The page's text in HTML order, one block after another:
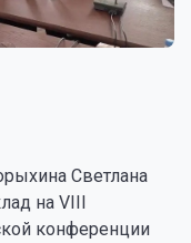
Светлана
на VIII
конференции